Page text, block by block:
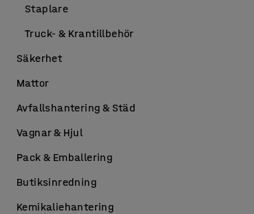
Staplare
Truck- & Krantillbehör
Säkerhet
Mattor
Avfallshantering & Städ
Vagnar & Hjul
Pack & Emballering
Butiksinredning
Kemikaliehantering